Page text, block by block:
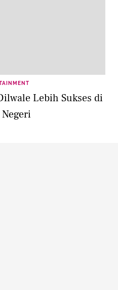
Lebih Sukses di